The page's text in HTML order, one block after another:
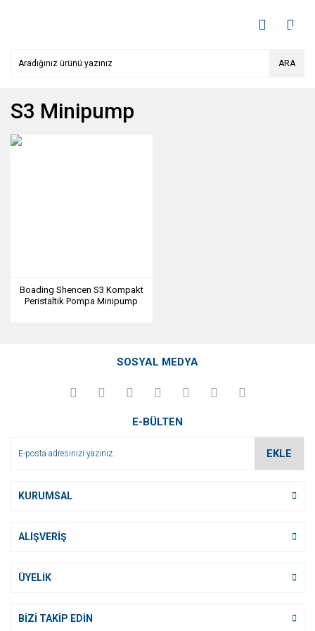
ARA
S3 Minipump
Boading Shencen S3 Kompakt
Peristaltik Pompa Minipump
SOSYAL MEDYA
E-BÜLTEN
EKLE
KURUMSAL
ALIŞVERİŞ
ÜYELİK
BİZİ TAKİP EDİN